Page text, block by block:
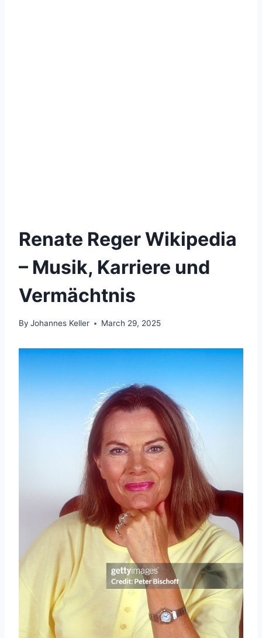
Renate Reger Wikipedia
– Musik, Karriere und
Vermächtnis
By Johannes Keller March 29, 2025